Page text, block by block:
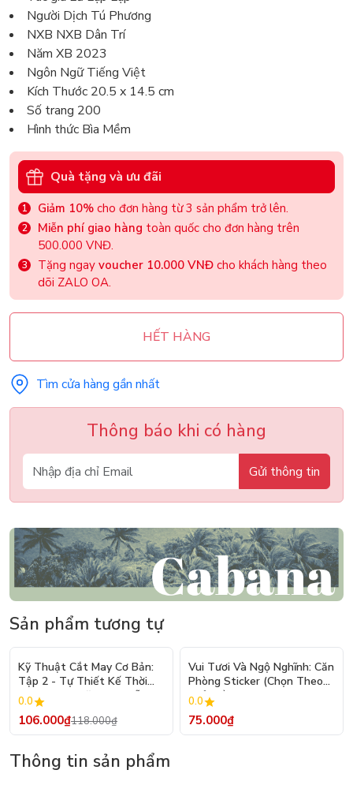
Người Dịch Tú Phương
NXB NXB Dân Trí
Năm XB 2023
Ngôn Ngữ Tiếng Việt
Kích Thước 20.5 x 14.5 cm
Số trang 200
Hình thức Bìa Mềm
Quà tặng và ưu đãi
Giảm 10% cho đơn hàng từ 3 sản phẩm trở lên.
Miễn phí giao hàng toàn quốc cho đơn hàng trên
500.000 VNĐ.
Tặng ngay voucher 10.000 VNĐ cho khách hàng theo
dõi ZALO OA.
HẾT HÀNG
Tìm cửa hàng gần nhất
Thông báo khi có hàng
Gửi thông tin
Sản phẩm tương tự
- 10%
Kỹ Thuật Cắt May Cơ Bản:
Tập 2 - Tự Thiết Kế Thời
Trang Nam Nữ - Tạo Mẫu
Rập - Kỹ Thuật Nhảy Size
0.0
106.000₫118.000₫
Vui Tươi Và Ngộ Nghĩnh: Căn
Phòng Sticker (Chọn Theo
Chủ Đề) - Hơn 250 Sticker
0.0
75.000₫
Thông tin sản phẩm